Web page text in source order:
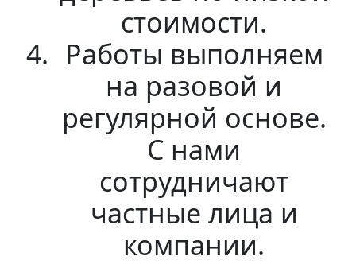
стоимости.
Работы выполняем
на разовой и
регулярной основе.
С нами
сотрудничают
частные лица и
компании.